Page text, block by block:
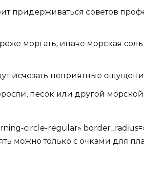
придерживаться советов
моргать, иначе морская
исчезать неприятные
песок или другой морской
circle-regular»
можно только с очками для